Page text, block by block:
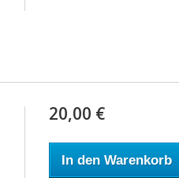
20,00 €
In den Warenkorb